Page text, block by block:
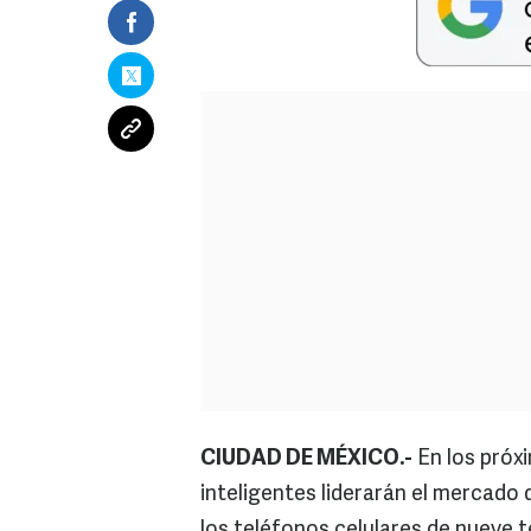
CIUDAD DE MÉXICO.- En los
inteligentes liderarán el mercado